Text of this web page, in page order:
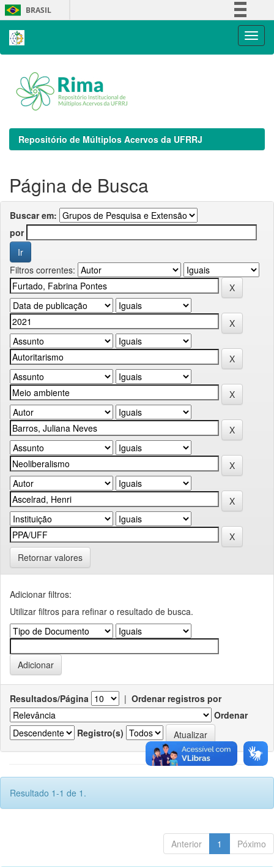
Skip
navigation
BRASIL
Repositório de Múltiplos Acervos da UFRRJ
Página de Busca
Buscar em:
por
Filtros correntes:
Retornar valores
Adicionar filtros:
Utilizar filtros para refinar o resultado de busca.
Resultados/Página | Ordenar registros por
Ordenar
Registro(s)
Resultado 1-1 de 1.
Anterior 1 Póximo